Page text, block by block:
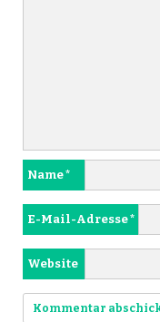
Name*
E-Mail-Adresse*
Website